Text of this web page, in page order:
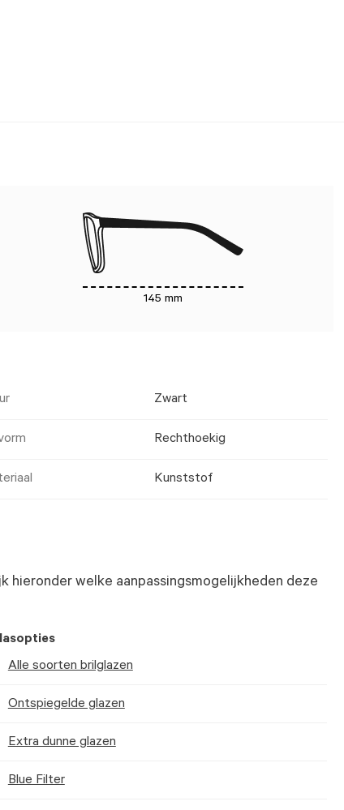
145 mm
Zwart
Rechthoekig
Kunststof
hieronder welke aanpassingsmogelijkheden deze
Alle soorten brilglazen
Ontspiegelde glazen
Extra dunne glazen
Blue Filter